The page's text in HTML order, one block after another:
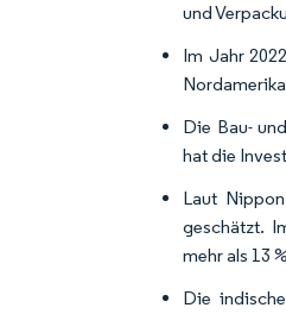
und
Im Jahr
Die Bau-
hat die
Laut
geschätzt.
mehr als 13
Die